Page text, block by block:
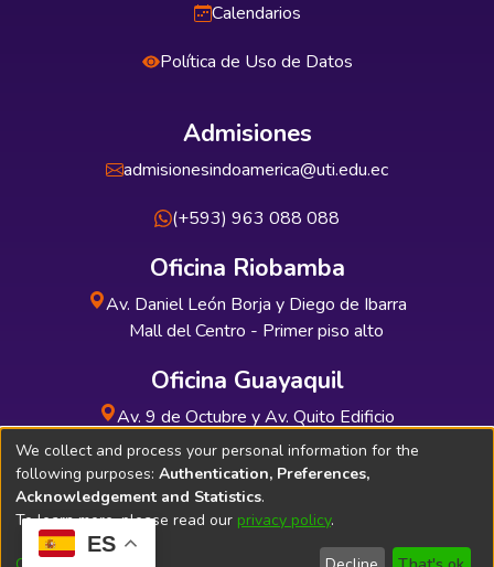
ES
Calendarios
Política de Uso de Datos
Admisiones
admisionesindoamerica@uti.edu.ec
(+593) 963 088 088
Oficina Riobamba
Av. Daniel León Borja y Diego de Ibarra
Mall del Centro - Primer piso alto
Oficina Guayaquil
Av. 9 de Octubre y Av. Quito Edificio
INDUAUTO - Planta baja
Soporte Técnico Bibliolatino.com
We collect and process your personal information for the
following purposes: Authentication, Preferences,
Acknowledgement and Statistics.
To learn more, please read our privacy policy.